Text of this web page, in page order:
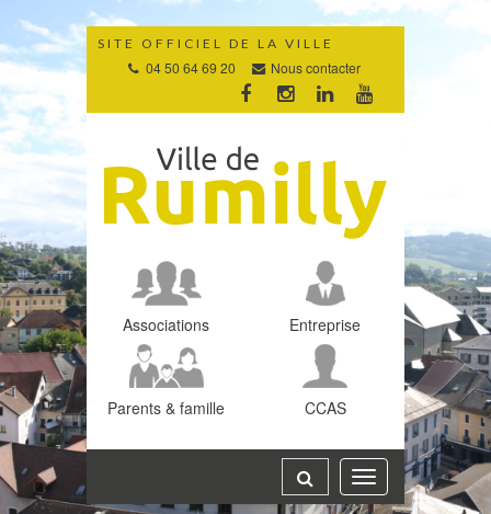
Gestion des traceurs
SITE OFFICIEL DE LA VILLE
04 50 64 69 20 Nous contacter
Lien
vers
compte
Facebook
Lien
vers
compte
Instagram
Lien
vers
compte
Linkedin
vers
Youtube
Associations Entreprise
Parents & famille CCAS
Toggle
navigation